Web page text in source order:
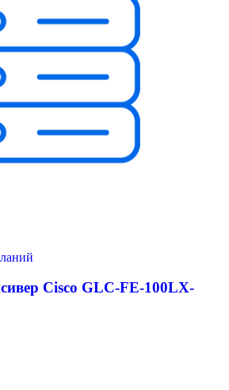
Cisco GLC-FE-100LX-